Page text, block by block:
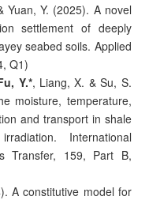
Yuan, Y. (2025). A novel
settlement of deeply
seabed soils. Applied
Q1)
Y.*, Liang, X. & Su, S.
moisture, temperature,
and transport in shale
International
Transfer, 159, Part B,
A constitutive model for